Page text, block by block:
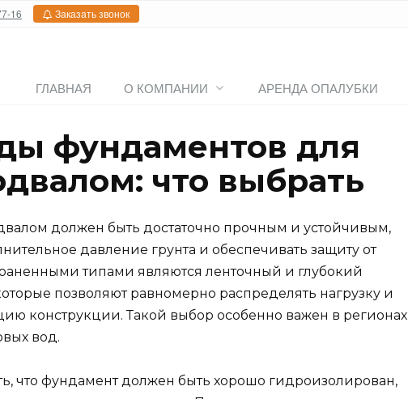
16 Заказать звонок
ГЛАВНАЯ О КОМПАНИИ АРЕНДА ОПАЛУБКИ
фундаментов для
что выбрать
должен быть достаточно прочным и устойчивым,
давление грунта и обеспечивать защиту от
типами являются ленточный и глубокий
позволяют равномерно распределять нагрузку и
конструкции. Такой выбор особенно важен в регионах
вод.
что фундамент должен быть хорошо гидроизолирован,